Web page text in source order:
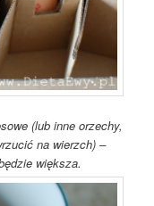
(lub inne orzechy,
na wierzch) –
większa.